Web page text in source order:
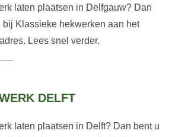
laten plaatsen in Delfgauw? Dan
bij Klassieke hekwerken aan het
Lees snel verder.
DELFT
laten plaatsen in Delft? Dan bent u